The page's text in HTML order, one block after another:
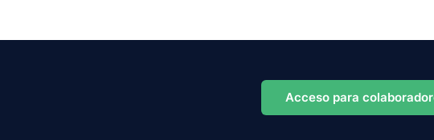
Acceso para